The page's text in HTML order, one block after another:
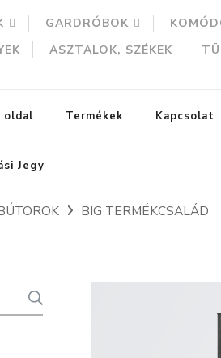
GARDRÓBOK
ASZTALOK, SZÉKEK
oldal Termékek Kapcsolat
Jegy
BIG TERMÉKCSALÁD